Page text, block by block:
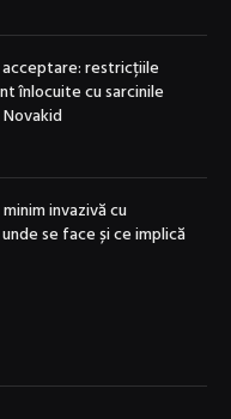
restricțiile
înlocuite cu sarcinile
invazivă cu
se face și ce implică